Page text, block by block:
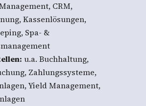
CRM,
Kassenlösungen,
Spa- &
u.a. Buchhaltung,
Zahlungssysteme,
Yield Management,